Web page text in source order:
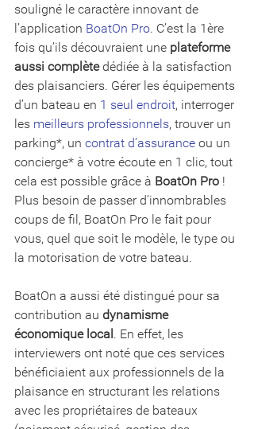
souligné le caractère innovant de
l’application BoatOn Pro. C’est la 1ère
fois qu’ils découvraient une plateforme
aussi complète dédiée à la satisfaction
des plaisanciers. Gérer les équipements
d’un bateau en 1 seul endroit, interroger
les meilleurs professionnels, trouver un
parking*, un contrat d’assurance ou un
concierge* à votre écoute en 1 clic, tout
cela est possible grâce à BoatOn Pro !
Plus besoin de passer d’innombrables
coups de fil, BoatOn Pro le fait pour
vous, quel que soit le modèle, le type ou
la motorisation de votre bateau.
BoatOn a aussi été distingué pour sa
contribution au dynamisme
économique local. En effet, les
interviewers ont noté que ces services
bénéficiaient aux professionnels de la
plaisance en structurant les relations
avec les propriétaires de bateaux